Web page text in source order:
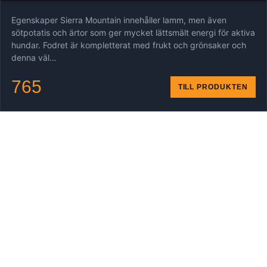
Egenskaper Sierra Mountain innehåller lamm, men även
sötpotatis och ärtor som ger mycket lättsmält energi för aktiva
hundar. Fodret är kompletterat med frukt och grönsaker och
denna väl…
765 TILL PRODUKTEN